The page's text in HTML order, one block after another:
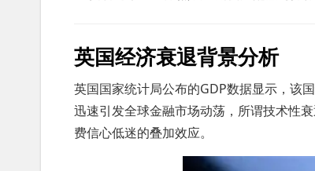
英国经济衰退背景分析
英国国家统计局公布的GDP数据显示，该
迅速引发全球金融市场动荡，所谓技术性
费信心低迷的叠加效应。